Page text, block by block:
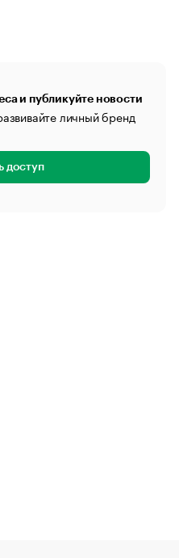
и публикуйте новости
личный бренд
доступ